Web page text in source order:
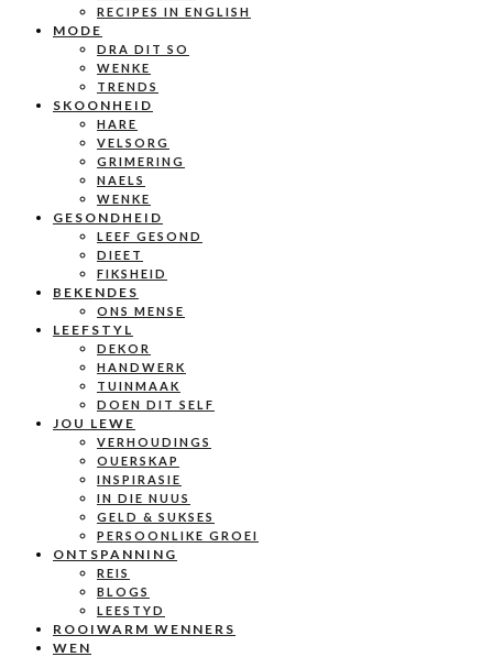
RECIPES IN ENGLISH
MODE
DRA DIT SO
WENKE
TRENDS
SKOONHEID
HARE
VELSORG
GRIMERING
NAELS
WENKE
GESONDHEID
LEEF GESOND
DIEET
FIKSHEID
BEKENDES
ONS MENSE
LEEFSTYL
DEKOR
HANDWERK
TUINMAAK
DOEN DIT SELF
JOU LEWE
VERHOUDINGS
OUERSKAP
INSPIRASIE
IN DIE NUUS
GELD & SUKSES
PERSOONLIKE GROEI
ONTSPANNING
REIS
BLOGS
LEESTYD
ROOIWARM WENNERS
WEN